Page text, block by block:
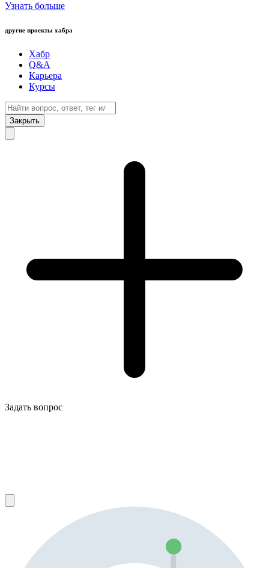
Узнать больше
другие проекты хабра
Хабр
Q&A
Карьера
Курсы
Закрыть
Задать вопрос